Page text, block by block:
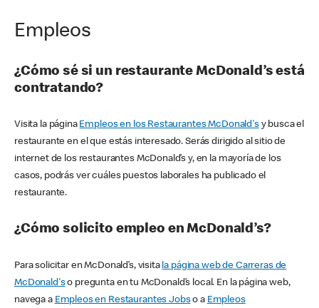
Empleos
¿Cómo sé si un restaurante McDonald’s está
contratando?
Visita la página Empleos en los Restaurantes McDonald'sy busca el
restaurante en el que estás interesado. Serás dirigido al sitio de
internet de los restaurantes McDonald’s y, en la mayoría de los
casos, podrás ver cuáles puestos laborales ha publicado el
restaurante.
¿Cómo solicito empleo en McDonald’s?
Para solicitar en McDonald’s, visita la página web de Carreras de
McDonald'so pregunta en tu McDonald’s local. En la página web,
navega a Empleos en Restaurantes Jobso a Empleos